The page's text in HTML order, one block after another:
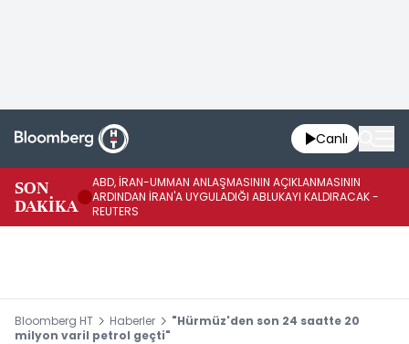
Canlı
SON
DAKİKA
ABD, İRAN-UMMAN ANLAŞMASININ AÇIKLANMASININ
ARDINDAN İRAN'A UYGULADIĞI ABLUKAYI KALDIRACAK -
REUTERS
Bloomberg HT Haberler
"Hürmüz'den son 24 saatte 20
milyon varil petrol geçti"